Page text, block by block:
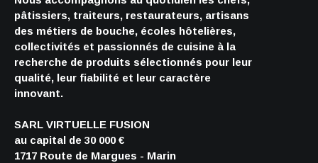
pâtissiers, traiteurs, restaurateurs, artisans
des métiers de bouche, écoles hôtelières,
collectivités et passionnés de cuisine à la
recherche de produits sélectionnés pour leur
qualité, leur fiabilité et leur caractère
innovant.
SARL VIRTUELLE FUSION
au capital de 30 000 €
1717 Route de Margues - Marin